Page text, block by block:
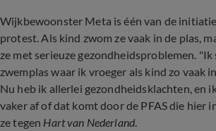
Wijkbewoonster Meta is één van de
protest. Als kind zwom ze vaak in de plas,
ze met serieuze gezondheidsproblemen.
zwemplas waar ik vroeger als kind zo vaak
Nu heb ik allerlei gezondheidsklachten, en
vaker af of dat komt door de PFAS die hier
ze tegen Hart van Nederland.